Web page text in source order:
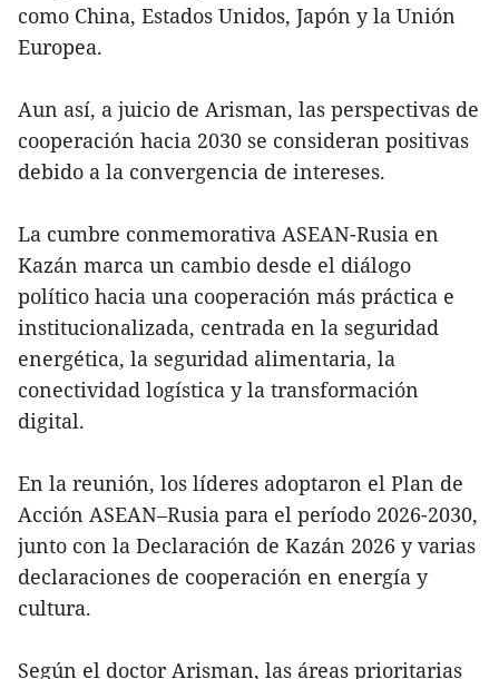
como China, Estados Unidos, Japón y la Unión
Europea.
Aun así, a juicio de Arisman, las perspectivas de
cooperación hacia 2030 se consideran positivas
debido a la convergencia de intereses.
La cumbre conmemorativa ASEAN-Rusia en
Kazán marca un cambio desde el diálogo
político hacia una cooperación más práctica e
institucionalizada, centrada en la seguridad
energética, la seguridad alimentaria, la
conectividad logística y la transformación
digital.
En la reunión, los líderes adoptaron el Plan de
Acción ASEAN–Rusia para el período 2026-2030,
junto con la Declaración de Kazán 2026 y varias
declaraciones de cooperación en energía y
cultura.
Según el doctor Arisman, las áreas prioritarias